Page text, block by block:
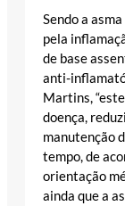
Sendo a
pela
de base
anti-
Martins,
doença,
manutenção
tempo, de
orientação
ainda que a